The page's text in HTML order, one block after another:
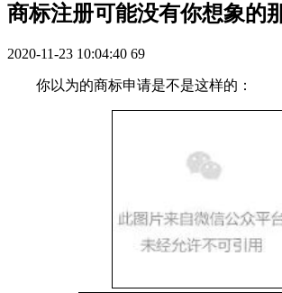
商标注册可能没有你想象的
2020-11-23 10:04:40 69
你以为的商标申请是不是这样的：